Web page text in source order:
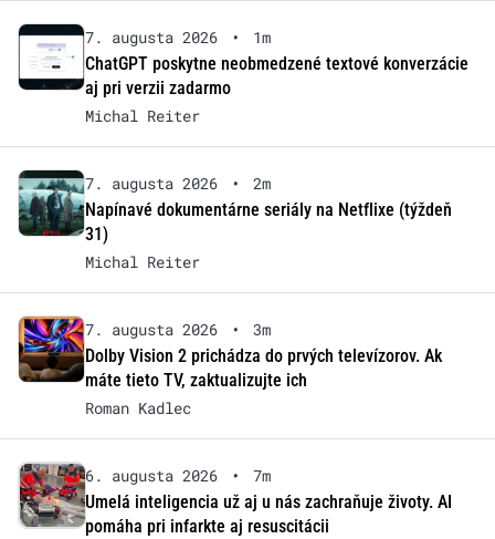
7. augusta 2026 •
1m
ChatGPT poskytne neobmedzené textové konverzácie
aj pri verzii zadarmo
Michal Reiter
7. augusta 2026 •
2m
Napínavé dokumentárne seriály na Netflixe (týždeň
31)
Michal Reiter
7. augusta 2026 •
3m
Dolby Vision 2 prichádza do prvých televízorov. Ak
máte tieto TV, zaktualizujte ich
Roman Kadlec
6. augusta 2026 •
7m
Umelá inteligencia už aj u nás zachraňuje životy. AI
pomáha pri infarkte aj resuscitácii